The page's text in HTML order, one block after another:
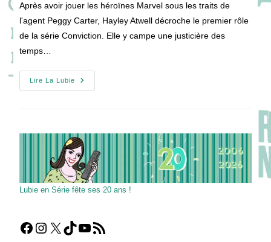
publication :
Après avoir jouer les héroïnes Marvel sous les traits de
l'agent Peggy Carter, Hayley Atwell décroche le premier rôle
de la série Conviction. Elle y campe une justicière des
temps…
Lire La Lubie
Hayley
Atwell
Conviction
!
Lubie en Série fête ses 20 ans !
Facebook
Instagram
X TikTokYouTube
Flux RSS